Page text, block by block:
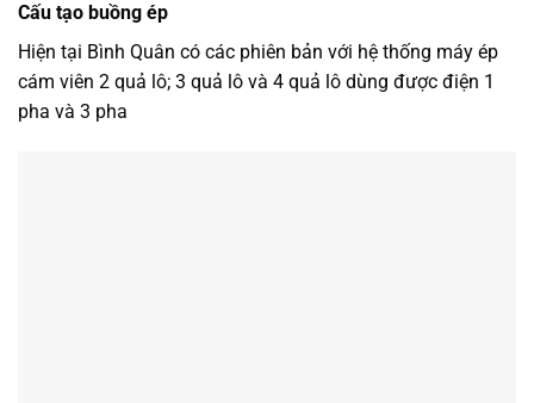
Cấu tạo buồng ép
Hiện tại Bình Quân có các phiên bản với hệ thống máy ép
cám viên 2 quả lô; 3 quả lô và 4 quả lô dùng được điện 1
pha và 3 pha